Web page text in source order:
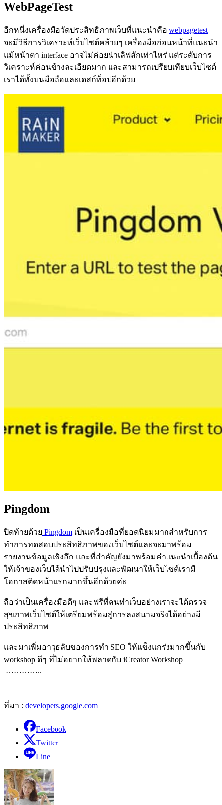
WebPageTest
อีกหนึ่งเครื่องมือวัดประสิทธิภาพเว็บที่แนะนำคือ webpagetest
จะมีวิธีการวิเคราะห์เว็บไซต์คล้ายๆ เครื่องมือก่อนหน้าที่แนะนำ
แม้หน้าตา interface อาจไม่ค่อยน่าเลิฟสักเท่าไหร่ แต่ระดับการ
วิเคราะห์ค่อนข้างละเอียดมาก และสามารถเปรียบเทียบเว็บไซต์
เราได้ทั้งบนมือถือและเดสก์ท็อปอีกด้วย
Pingdom
ปิดท้ายด้วย Pingdom เป็นเครื่องมือที่ยอดนิยมมากสำหรับการ
ทำการทดสอบประสิทธิภาพของเว็บไซต์และจะมาพร้อม
รายงานข้อมูลเชิงลึก และที่สำคัญยังมาพร้อมคำแนะนำเบื้องต้น
ให้เจ้าของเว็บได้นำไปปรับปรุงและพัฒนาให้เว็บไซต์เรามี
โอกาสติดหน้าแรกมากขึ้นอีกด้วยค่ะ
ถือว่าเป็นเครื่องมือดีๆ และฟรีที่คนทำเว็บอย่างเราจะได้ตรวจ
สุขภาพเว็บไซต์ให้เตรียมพร้อมสู่การลงสนามจริงได้อย่างมี
ประสิทธิภาพ
และมาเพิ่มอาวุธลับของการทำ SEO ให้แข็งแกร่งมากขึ้นกับ
workshop ดีๆ ที่ไม่อยากให้พลาดกับ iCreator Workshop
…………..
ที่มา : developers.google.com
Facebook
Twitter
Line